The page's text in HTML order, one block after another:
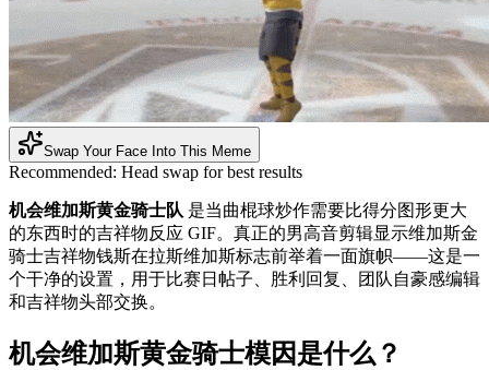
Swap Your Face Into This Meme
Recommended: Head swap for best results
机会维加斯黄金骑士队 是当曲棍球炒作需要比得分图形更大
的东西时的吉祥物反应 GIF。真正的男高音剪辑显示维加斯金
骑士吉祥物钱斯在拉斯维加斯标志前举着一面旗帜——这是一
个干净的设置，用于比赛日帖子、胜利回复、团队自豪感编辑
和吉祥物头部交换。
机会维加斯黄金骑士模因是什么？